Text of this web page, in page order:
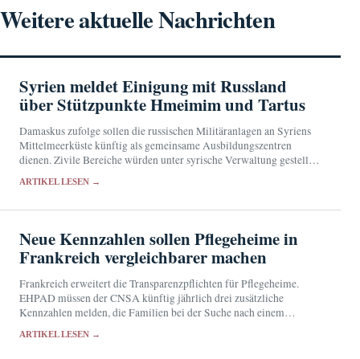
Weitere aktuelle Nachrichten
Syrien meldet Einigung mit Russland
über Stützpunkte Hmeimim und Tartus
Damaskus zufolge sollen die russischen Militäranlagen an Syriens
Mittelmeerküste künftig als gemeinsame Ausbildungszentren
dienen. Zivile Bereiche würden unter syrische Verwaltung gestellt.
ARTIKEL LESEN →
Neue Kennzahlen sollen Pflegeheime in
Frankreich vergleichbarer machen
Frankreich erweitert die Transparenzpflichten für Pflegeheime.
EHPAD müssen der CNSA künftig jährlich drei zusätzliche
Kennzahlen melden, die Familien bei der Suche nach einem
ARTIKEL LESEN →